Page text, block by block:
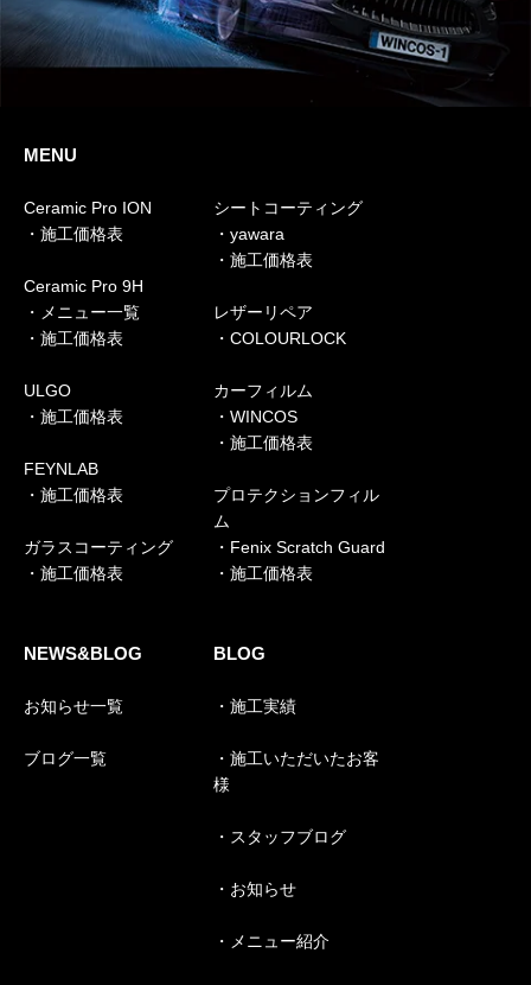
MENU
Ceramic Pro ION
・施工価格表
Ceramic Pro 9H
・メニュー一覧
・施工価格表
ULGO
・施工価格表
FEYNLAB
・施工価格表
ガラスコーティング
・施工価格表
シートコーティング
・yawara
・施工価格表
レザーリペア
・COLOURLOCK
カーフィルム
・WINCOS
・施工価格表
プロテクションフィル
ム
・Fenix Scratch Guard
・施工価格表
NEWS&BLOG
お知らせ一覧
ブログ一覧
BLOG
・施工実績
・施工いただいたお客
様
・スタッフブログ
・お知らせ
・メニュー紹介